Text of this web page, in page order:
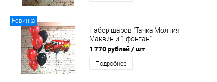
Новинка
Набор шаров "Тачка Молния
Маквин и 1 фонтан"
1 770 рублей/ шт
Подробнее